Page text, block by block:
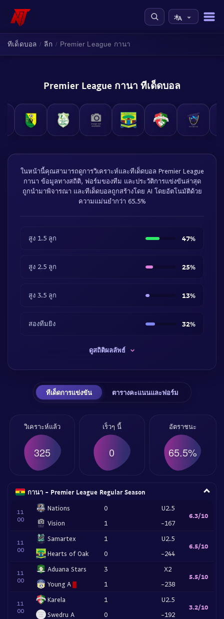
ทีเด็ดบอล / ลีก / Premier League กานา
Premier League กานา ทีเด็ดบอล
ในหน้านี้คุณสามารถดูการวิเคราะห์และทีเด็ดบอล Premier League
กานา ข้อมูลทางสถิติ, ฟอร์มของทีม และประวัติการแข่งขันล่าสุด
ถูกนำมาพิจารณา และทีเด็ดบอลถูกสร้างโดย AI โดยอัตโนมัติด้วย
ความแม่นยำกว่า 65.5%
สูง 1.5 ลูก 47%
สูง 2.5 ลูก 25%
สูง 3.5 ลูก 13%
สองทีมยิง 32%
ดูสถิติผลลัพธ์
ทีเด็ดการแข่งขัน ตารางคะแนนและฟอร์ม
วิเคราะห์แล้ว
325
เร็วๆ นี้
0
อัตราชนะ
65.5%
กานา - Premier League Regular Season
11
00
Nations
Vision
0
1
U2.5
-167
6.3/10
11
00
Samartex
Hearts of Oak
1
0
U2.5
-244
6.5/10
11
00
Aduana Stars
Young A
3
1
X2
-238
5.5/10
11
00
Karela
Swedru A
1
0
U2.5
-192
3.2/10